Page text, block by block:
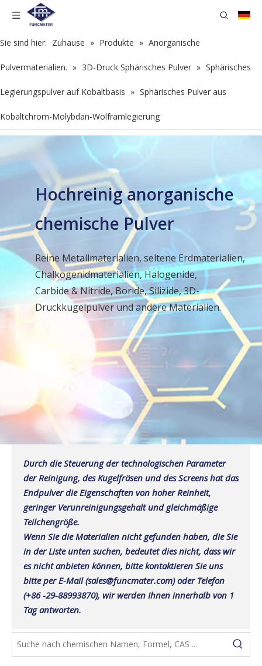
Sie sind hier: Zuhause » Produkte » Anorganische
Pulvermaterialien. » 3D-Druck Sphärisches Pulver » Sphärisches
Legierungspulver auf Kobaltbasis » Sphärisches Pulver aus
Kobaltchrom-Molybdän-Wolframlegierung
Hochreinig anorganische
chemische Pulver
Reine Metallmaterialien, seltene Erdmaterialien,
Chalkogenidmaterialien, Halogenide,
Carbide & Nitride, Boride, Silizide, 3D-
Druckkugelpulver und andere Materialien.
Durch die Steuerung der technologischen Parameter
der Reinigung, des Kugelfräsen und des Screens hat das
Endpulver die Eigenschaften von hoher Reinheit,
geringer Verunreinigungsgehalt und gleichmäßige
Teilchengröße.
Wenn Sie die Materialien nicht gefunden haben, die Sie
in der Liste unten suchen, bedeutet dies nicht, dass wir
es nicht anbieten können, bitte kontaktieren Sie uns
bitte per E-Mail (sales@funcmater.com) oder Telefon
(+86 -29-88993870), wir werden Ihnen innerhalb von 1
Tag antworten.